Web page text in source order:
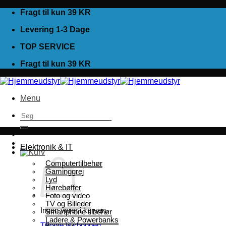
Fortsæt
indhold
Fragt til kun 39 KR
Levering 1-3 Dage
TOP SERVICE
Fragt til kun 39 KR
Menu
Søg
Ingen varer i kurven.
Elektronik & IT
Computertilbehør
Gaminggrej
Lyd
Hørebøffer
Foto og video
TV og Billeder
Smartphone tilbehør
Ladere & Powerbanks